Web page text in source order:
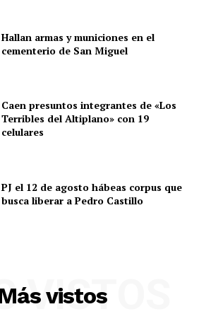
Hallan armas y municiones en el
cementerio de San Miguel
Caen presuntos integrantes de «Los
Terribles del Altiplano» con 19
celulares
PJ el 12 de agosto hábeas corpus que
busca liberar a Pedro Castillo
vistos
VISTOS